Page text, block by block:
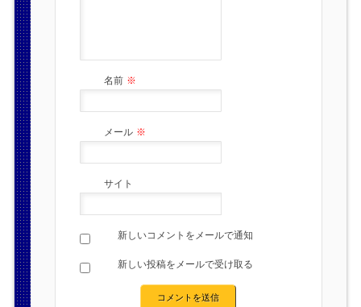
名前 ※
メール ※
サイト
新しいコメントをメールで通知
新しい投稿をメールで受け取る